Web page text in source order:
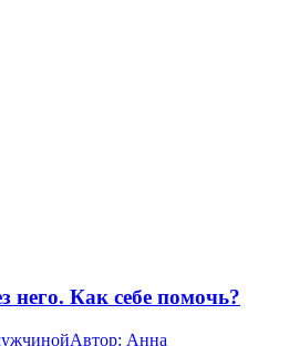
него. Как себе помочь?
Автор: Анна